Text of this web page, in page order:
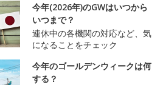
今年(2026年)のGWはいつから
いつまで？
連休中の各機関の対応など、気
になることをチェック
今年のゴールデンウィークは何
する？